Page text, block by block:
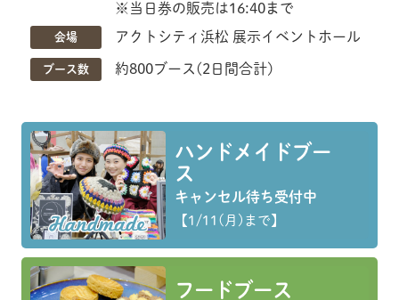
※当日券の販売は16:40まで
会場 アクトシティ浜松 展示イベントホール
ブース数 約800ブース(2日間合計)
ハンドメイドブー
ス
キャンセル待ち受付中
【1/11(月)まで】
フードブース